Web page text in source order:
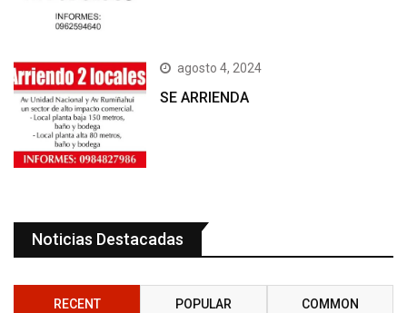
agosto 4, 2024
SE ARRIENDA
Noticias Destacadas
RECENT POPULAR COMMON